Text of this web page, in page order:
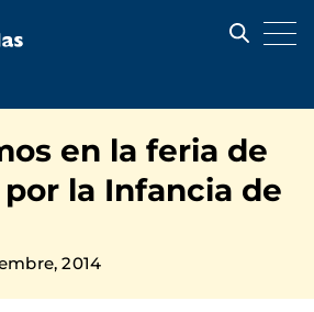
en la feria de
por la Infancia de
2014